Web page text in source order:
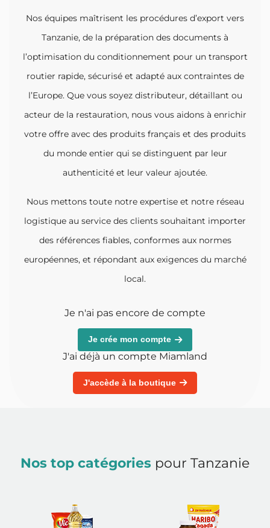
Nos équipes maîtrisent les procédures d’export vers
Tanzanie, de la préparation des documents à
l’optimisation du conditionnement pour un transport
routier rapide, sécurisé et adapté aux contraintes de
l’Europe. Que vous soyez distributeur, détaillant ou
acteur de la restauration, nous vous aidons à enrichir
votre offre avec des produits français et des produits
du monde entier qui se distinguent par leur
authenticité et leur valeur ajoutée.
Nous mettons toute notre expertise et notre réseau
logistique au service des clients souhaitant importer
des références fiables, conformes aux normes
européennes, et répondant aux exigences du marché
local.
Je n'ai pas encore de compte
Je crée mon compte
J'ai déjà un compte Miamland
J'accède à la boutique
Nos top catégories pour Tanzanie